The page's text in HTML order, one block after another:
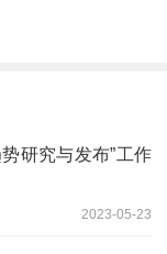
研究与发布”工作
2023-05-23